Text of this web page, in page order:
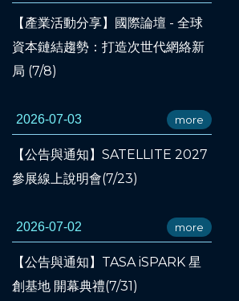
【產業活動分享】國際論壇 - 全球
資本鏈結趨勢：打造次世代網絡新
局 (7/8)
2026-07-03 more
【公告與通知】SATELLITE 2027
參展線上說明會(7/23)
2026-07-02 more
【公告與通知】TASA iSPARK 星
創基地 開幕典禮(7/31)